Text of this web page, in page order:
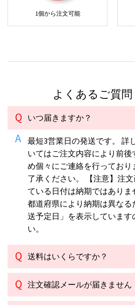
1個から注文可能
よくあるご質問
いつ届きますか？
最短3営業日の発送です。 詳
いてはご注文内容により前後
め個々にご連絡を行っており
了承ください。 【注意】注
ている日付は納期ではありま
都道府県により納期は異なる
送予定日」を表示しています
い。
送料はいくらですか？
注文確認メールが届きません